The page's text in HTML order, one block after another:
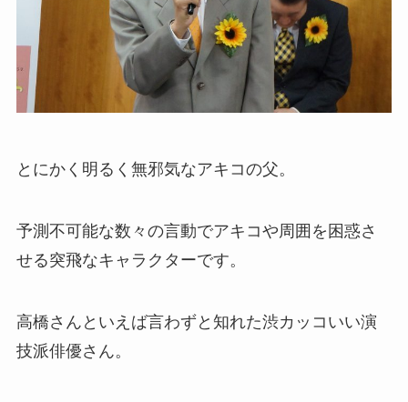
とにかく明るく無邪気なアキコの父。
予測不可能な数々の言動でアキコや周囲を困惑さ
せる突飛なキャラクターです。
高橋さんといえば言わずと知れた渋カッコいい演
技派俳優さん。